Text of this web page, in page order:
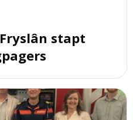
stapt